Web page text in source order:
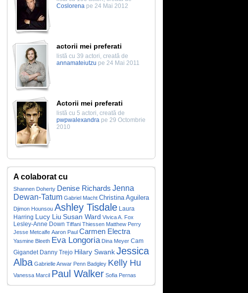
Coslorena pe 24 Mai 2012
actorii mei preferati
listă cu 39 actori, creată de
annamateiutzu pe 24 Mai 2011
Actorii mei preferati
listă cu 5 actori, creată de
pwpwalexandra pe 29 Octombrie
2010
A colaborat cu
Shannen Doherty Denise Richards Jenna
Dewan-Tatum Gabriel Macht Christina Aguilera
Djimon Hounsou Ashley Tisdale
Laura
Harring Lucy Liu Susan Ward Vivica A. Fox
Lesley-Anne Down Tiffani Thiessen Matthew Perry
Jesse Metcalfe Aaron Paul Carmen Electra
Yasmine Bleeth Eva Longoria Dina Meyer Cam
Gigandet Danny Trejo Hilary SwankJessica
Alba Gabrielle Anwar Penn Badgley Kelly Hu
Vanessa Marcil Paul Walker Sofia Pernas